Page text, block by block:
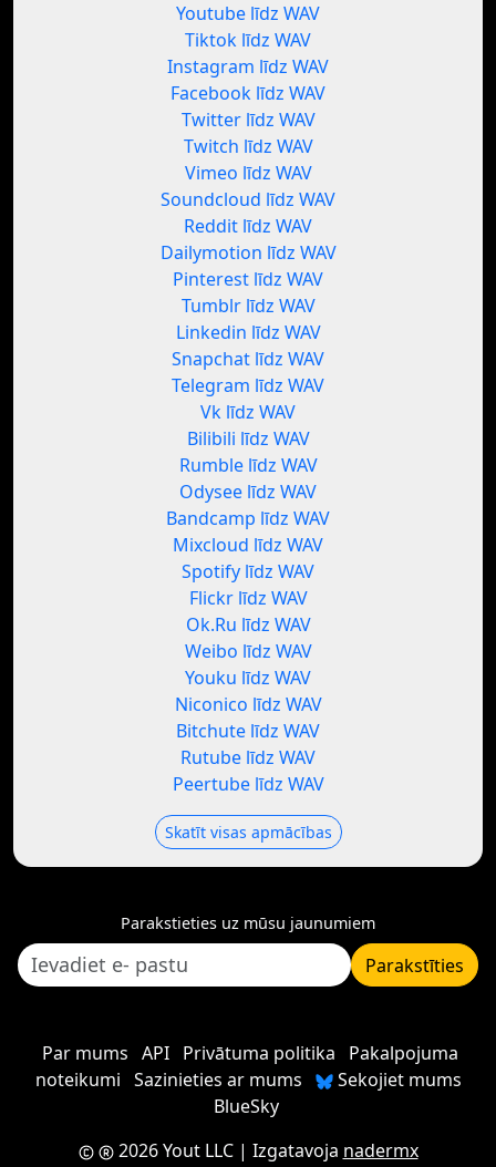
Youtube līdz WAV
Tiktok līdz WAV
Instagram līdz WAV
Facebook līdz WAV
Twitter līdz WAV
Twitch līdz WAV
Vimeo līdz WAV
Soundcloud līdz WAV
Reddit līdz WAV
Dailymotion līdz WAV
Pinterest līdz WAV
Tumblr līdz WAV
Linkedin līdz WAV
Snapchat līdz WAV
Telegram līdz WAV
Vk līdz WAV
Bilibili līdz WAV
Rumble līdz WAV
Odysee līdz WAV
Bandcamp līdz WAV
Mixcloud līdz WAV
Spotify līdz WAV
Flickr līdz WAV
Ok.Ru līdz WAV
Weibo līdz WAV
Youku līdz WAV
Niconico līdz WAV
Bitchute līdz WAV
Rutube līdz WAV
Peertube līdz WAV
Skatīt visas apmācības
Parakstieties uz mūsu jaunumiem
Parakstīties
Par mums API Privātuma politika
Pakalpojuma
noteikumi Sazinieties ar mums
Sekojiet mums
BlueSky
2026 Yout LLC| Izgatavoja nadermx